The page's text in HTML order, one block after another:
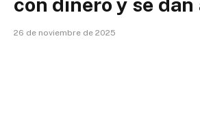
26 de noviembre de 2025